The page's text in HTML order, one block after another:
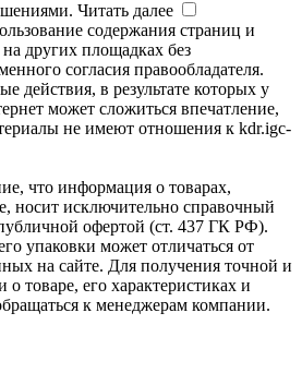
Читать далее
содержания страниц и
других площадках без
согласия правообладателя.
действия, в результате которых у
может сложиться впечатление,
не имеют отношения к kdr.igc-
что информация о товарах,
носит исключительно справочный
офертой (ст. 437 ГК РФ).
упаковки может отличаться от
на сайте. Для получения точной и
товаре, его характеристиках и
к менеджерам компании.